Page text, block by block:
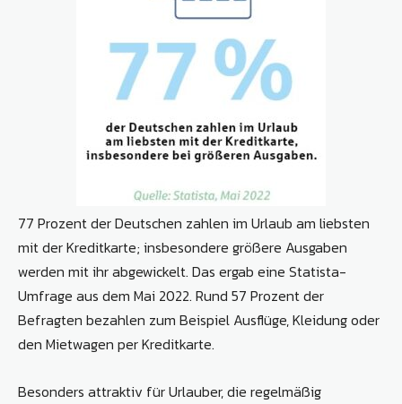
77 Prozent der Deutschen zahlen im Urlaub am liebsten
mit der Kreditkarte; insbesondere größere Ausgaben
werden mit ihr abgewickelt. Das ergab eine Statista-
Umfrage aus dem Mai 2022. Rund 57 Prozent der
Befragten bezahlen zum Beispiel Ausflüge, Kleidung oder
den Mietwagen per Kreditkarte.
Besonders attraktiv für Urlauber, die regelmäßig